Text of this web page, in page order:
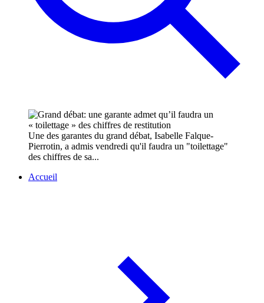
Une des garantes du grand débat, Isabelle Falque-
Pierrotin, a admis vendredi qu'il faudra un "toilettage"
des chiffres de sa...
Accueil